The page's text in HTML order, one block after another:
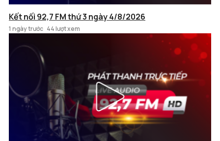
Kết nối 92,7 FM thứ 3 ngày 4/8/2026
1 ngày trước 44 lượt xem